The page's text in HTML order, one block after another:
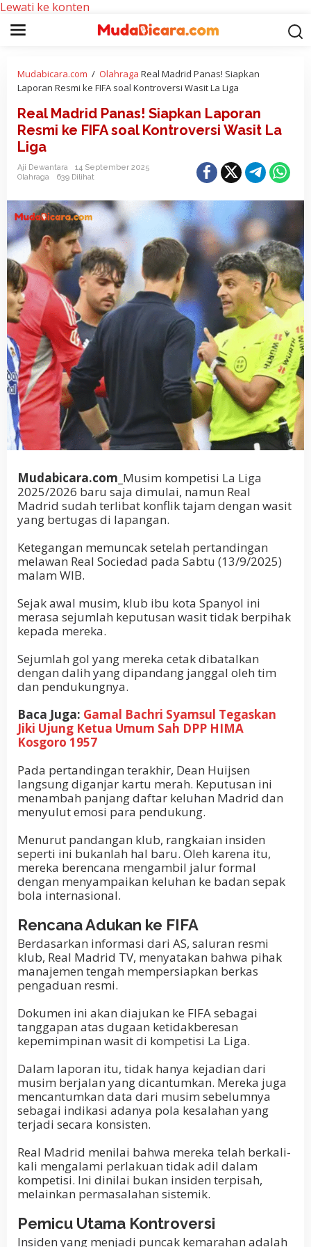
Lewati ke konten
Mudabicara.com / Olahraga Real Madrid Panas! Siapkan
Laporan Resmi ke FIFA soal Kontroversi Wasit La Liga
Real Madrid Panas! Siapkan Laporan
Resmi ke FIFA soal Kontroversi Wasit La
Liga
Aji Dewantara
14 September 2025
Olahraga
639 Dilihat
Mudabicara.com_ Musim kompetisi La Liga
2025/2026 baru saja dimulai, namun Real
Madrid sudah terlibat konflik tajam dengan wasit
yang bertugas di lapangan.
Ketegangan memuncak setelah pertandingan
melawan Real Sociedad pada Sabtu (13/9/2025)
malam WIB.
Sejak awal musim, klub ibu kota Spanyol ini
merasa sejumlah keputusan wasit tidak berpihak
kepada mereka.
Sejumlah gol yang mereka cetak dibatalkan
dengan dalih yang dipandang janggal oleh tim
dan pendukungnya.
Baca Juga: Gamal Bachri Syamsul Tegaskan
Jiki Ujung Ketua Umum Sah DPP HIMA
Kosgoro 1957
Pada pertandingan terakhir, Dean Huijsen
langsung diganjar kartu merah. Keputusan ini
menambah panjang daftar keluhan Madrid dan
menyulut emosi para pendukung.
Menurut pandangan klub, rangkaian insiden
seperti ini bukanlah hal baru. Oleh karena itu,
mereka berencana mengambil jalur formal
dengan menyampaikan keluhan ke badan sepak
bola internasional.
Rencana Adukan ke FIFA
Berdasarkan informasi dari AS, saluran resmi
klub, Real Madrid TV, menyatakan bahwa pihak
manajemen tengah mempersiapkan berkas
pengaduan resmi.
Dokumen ini akan diajukan ke FIFA sebagai
tanggapan atas dugaan ketidakberesan
kepemimpinan wasit di kompetisi La Liga.
Dalam laporan itu, tidak hanya kejadian dari
musim berjalan yang dicantumkan. Mereka juga
mencantumkan data dari musim sebelumnya
sebagai indikasi adanya pola kesalahan yang
terjadi secara konsisten.
Real Madrid menilai bahwa mereka telah berkali-
kali mengalami perlakuan tidak adil dalam
kompetisi. Ini dinilai bukan insiden terpisah,
melainkan permasalahan sistemik.
Pemicu Utama Kontroversi
Insiden yang menjadi puncak kemarahan adalah